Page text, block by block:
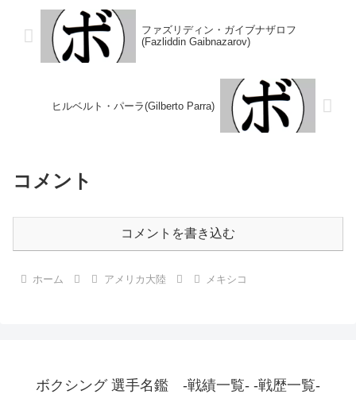
得タイトル】WBCインターコン
ファズリディン・ガイブナザロフ
(Fazliddin Gaibnazarov)
ヒルベルト・パーラ(Gilberto Parra)
コメント
コメントを書き込む
ホーム アメリカ大陸 メキシコ
ボクシング 選手名鑑 -戦績一覧- -戦歴一覧-